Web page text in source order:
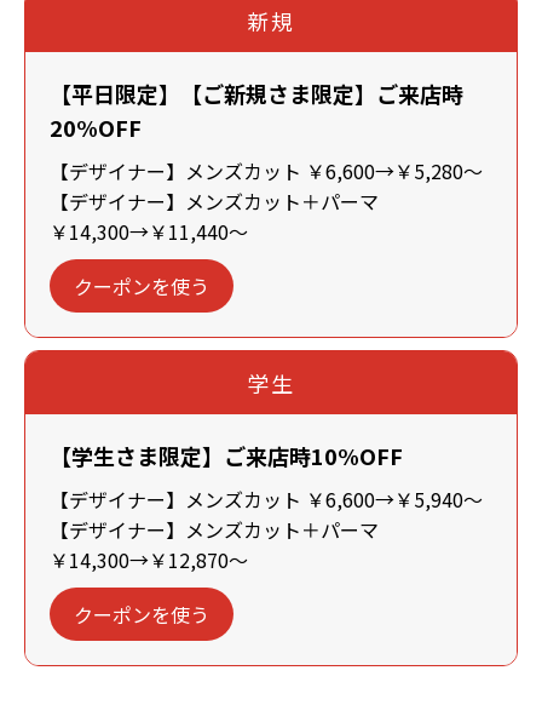
新規
【平日限定】【ご新規さま限定】ご来店時
20%OFF
【デザイナー】メンズカット ￥6,600→￥5,280～
【デザイナー】メンズカット＋パーマ
￥14,300→￥11,440～
クーポンを使う
学生
【学生さま限定】ご来店時10%OFF
【デザイナー】メンズカット ￥6,600→￥5,940～
【デザイナー】メンズカット＋パーマ
￥14,300→￥12,870～
クーポンを使う